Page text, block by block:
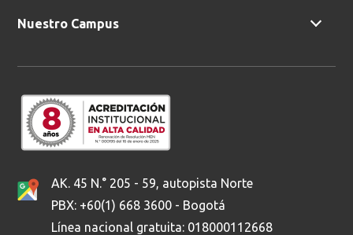
Nuestro Campus
AK. 45 N.° 205 - 59, autopista Norte
PBX: +60(1) 668 3600 - Bogotá
Línea nacional gratuita: 018000112668